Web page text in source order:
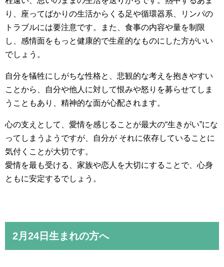
り、座ってばかりの生活からくる足や循環器系、リンパの
トラブルには要注意です。また、食事の内容や量を制限
し、感情面をもっと健康的で生産的なものにした方がいい
でしょう。
自分を犠牲にしがちな性格と、悲観的な考えを抱きやすい
ことから、自分や他人に対して恨みや怒りを募らせてしま
うこともあり、精神的な面が心配されます。
心の支えとして、愛情を感じることが最大の“生きがい”にな
ってしまうようですが、自分が それに依存していることに
気付くことが大切です。
愛情を最も受ける、家族や恋人を大切にすることで、心身
ともに安定するでしょう。
2月24日生まれの方へ